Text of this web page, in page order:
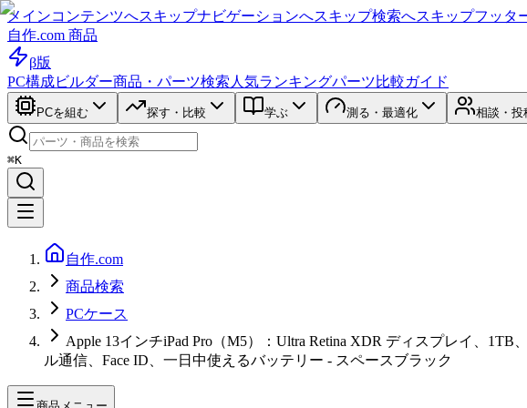
メインコンテンツへスキップナビゲーションへスキップ検索へスキップフッタ
自作.com 商品
β版
PC構成ビルダー商品・パーツ検索 人気ランキングパーツ比較ガイド
PCを組む 探す・比較 学ぶ 測る・最適化 相談・投
⌘K
自作.com
商品検索
PCケース
Apple 13インチiPad Pro（M5）：Ultra Retina XDR ディスプレイ、
ル通信、Face ID、一日中使えるバッテリー - スペースブラック